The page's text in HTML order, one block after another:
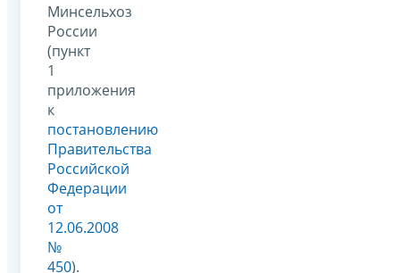
Минсельхоз
России
(пункт
1
приложения
к
постановлению
Правительства
Российской
Федерации
от
12.06.2008
№
450).